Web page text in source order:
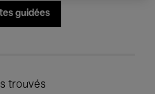
guidées
trouvés